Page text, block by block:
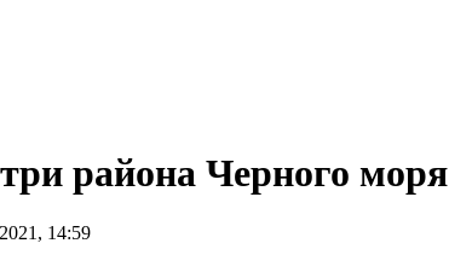
района Черного моря
14:59